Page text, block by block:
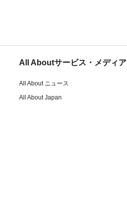
All Aboutサービス・メディア
All About ニュース
All About Japan